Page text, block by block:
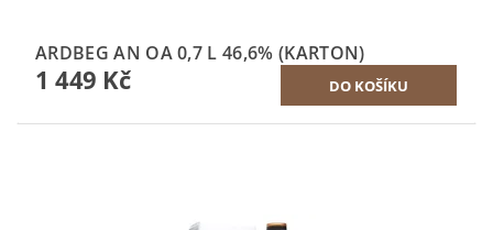
ARDBEG AN OA 0,7 L 46,6% (KARTON)
1 449 Kč